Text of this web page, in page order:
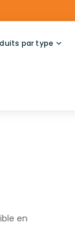
par type
en